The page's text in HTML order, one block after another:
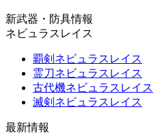
新武器・防具情報
ネビュラスレイス
覇剣ネビュラスレイス
霊刀ネビュラスレイス
古代機ネビュラスレイス
滅剣ネビュラスレイス
最新情報